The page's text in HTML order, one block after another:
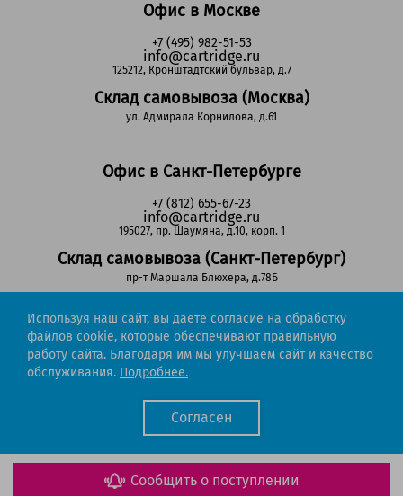
Сообщить о поступлении
Офис в Москве
+7 (495) 982-51-53
info@cartridge.ru
125212, Кронштадтский бульвар, д.7
Склад самовывоза (Москва)
ул. Адмирала Корнилова, д.61
Офис в Санкт-Петербурге
+7 (812) 655-67-23
info@cartridge.ru
195027, пр. Шаумяна, д.10, корп. 1
Склад самовывоза (Санкт-Петербург)
пр-т Маршала Блюхера, д.78Б
Регионы РФ
8-800-302-51-53
(звонок бесплатный)
Cartridge.ru 2012-2026. Все права защищены
Используя наш сайт, вы даете согласие на обработку
файлов cookie, которые обеспечивают правильную
работу сайта. Благодаря им мы улучшаем сайт и качество
обслуживания. Подробнее.
Согласен